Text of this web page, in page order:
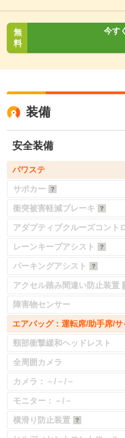
無
料
今す
装備
安全装備
パワステ
サポカー
衝突被害軽減ブレーキ
アダプティブクルーズコント
レーンキープアシスト
パーキングアシスト
アクセル踏み間違い防止装置
障害物センサー
エアバッグ：運転席/助手席/
頸部衝撃緩和ヘッドレスト
全周囲カメラ
カメラ：－/－/－
モニター：－/－
横滑り防止装置